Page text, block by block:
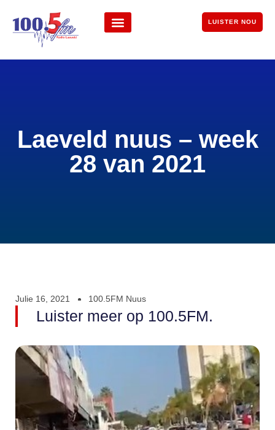
LUISTER NOU
Laeveld nuus – week
28 van 2021
Julie 16, 2021 100.5FM Nuus
Luister meer op 100.5FM.